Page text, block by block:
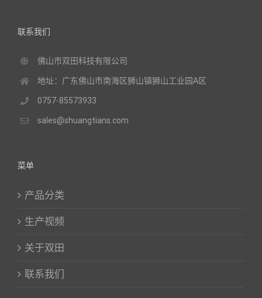
联系我们
佛山市双田科技有限公司
地址：广东佛山市南海区狮山镇狮山工业园A区
0757-85573933
sales@shuangtians.com
菜单
产品分类
生产视频
关于双田
联系我们